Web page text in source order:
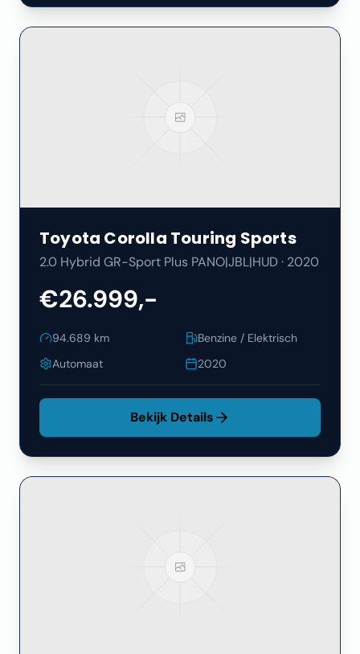
Toyota Corolla Touring Sports
2.0 Hybrid GR-Sport Plus PANO|JBL|HUD· 2020
€26.999,-
94.689 km
Benzine / Elektrisch
Automaat
2020
Bekijk Details